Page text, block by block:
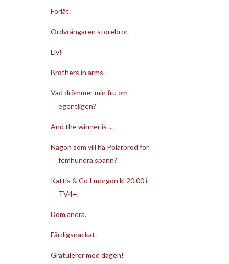
Förlåt.
Ordvrängaren storebror.
Liv!
Brothers in arms.
Vad drömmer min fru om
egentligen?
And the winner is ...
Någon som vill ha Polarbröd för
femhundra spänn?
Kattis & Co I morgon kl 20.00 i
TV4+.
Dom andra.
Färdigsnackat.
Gratulerer med dagen!